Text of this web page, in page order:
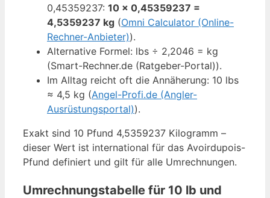
0,45359237: 10 × 0,45359237 =
4,5359237 kg (Omni Calculator (Online-
Rechner-Anbieter)).
Alternative Formel: lbs ÷ 2,2046 = kg
(Smart-Rechner.de (Ratgeber-Portal)).
Im Alltag reicht oft die Annäherung: 10 lbs
≈ 4,5 kg (Angel-Profi.de (Angler-
Ausrüstungsportal)).
Exakt sind 10 Pfund 4,5359237 Kilogramm –
dieser Wert ist international für das Avoirdupois-
Pfund definiert und gilt für alle Umrechnungen.
Umrechnungstabelle für 10 lb und